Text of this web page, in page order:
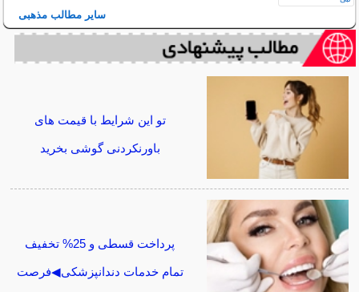
سایر مطالب مذهبی
تو این شرایط با قیمت های
باورنکردنی گوشی بخرید
پرداخت قسطی و 25% تخفیف
تمام خدمات دندانپزشکی◀فرصت